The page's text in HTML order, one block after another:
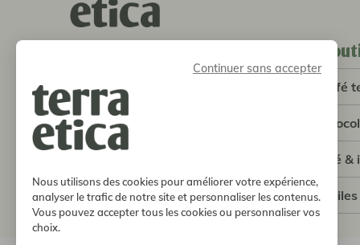
Continuer sans accepter
Nous utilisons des cookies pour améliorer votre expérience,
analyser le trafic de notre site et personnaliser les contenus.
Vous pouvez accepter tous les cookies ou personnaliser vos
choix.
5 avenue Louis de Broglie
33600 Pessac
05 56 93 13 83
info@terraetica.coop
où trouver nos produits
café
thé